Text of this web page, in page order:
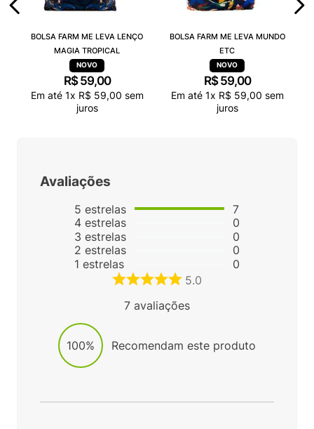
BOLSA FARM ME LEVA LENÇO
MAGIA TROPICAL
R$ 59,00
Em até 1x R$ 59,00 sem
juros
BOLSA FARM ME LEVA MUNDO
ETC
R$ 59,00
Em até 1x R$ 59,00 sem
juros
Avaliações
5 estrelas
4 estrelas
3 estrelas
2 estrelas
1 estrelas
7
0
0
0
0
5.0
7 avaliações
100% Recomendam este produto